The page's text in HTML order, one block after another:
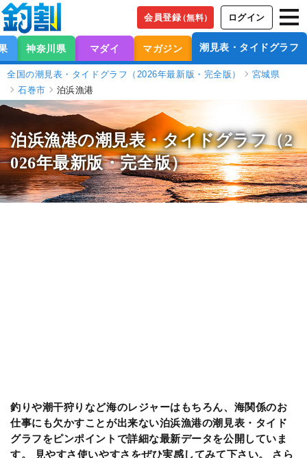
会員登録（無料） ログイン
神奈川県 マダイ マガジン 潮見表・タイドグラフ
全国の潮見表・タイドグラフ（2026年最新版・完全版）
宮城県
石巻市
泊浜漁港
泊浜漁港の潮見表・タイドグラフ（2
026年最新版・完全版）
釣りや潮干狩りなど海のレジャーはもちろん、海関係のお
仕事にも欠かすことが出来ない泊浜漁港の潮見表・タイド
グラフをピンポイントで詳細な最新データを公開していま
す。 見やすさ使いやすさをぜひ実感してみて下さい。 さら